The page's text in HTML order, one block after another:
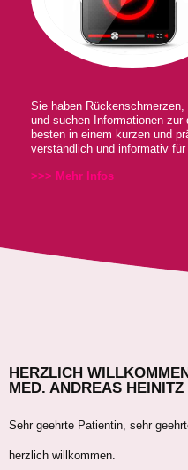
Sie haben
und suchen Informationen zur
besten in einem kurzen und
verständlich und informativ
>>> Mehr Infos
HERZLICH
MED. ANDREAS HEINITZ
Sehr geehrte Patientin, sehr
herzlich willkommen.